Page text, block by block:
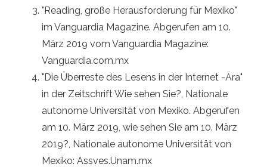
"Reading, große Herausforderung für Mexiko"
im Vanguardia Magazine. Abgerufen am 10.
März 2019 vom Vanguardia Magazine:
Vanguardia.com.mx
"Die Überreste des Lesens in der Internet -Ära"
in der Zeitschrift Wie sehen Sie?, Nationale
autonome Universität von Mexiko. Abgerufen
am 10. März 2019, wie sehen Sie am 10. März
2019?, Nationale autonome Universität von
Mexiko: Assves.Unam.mx